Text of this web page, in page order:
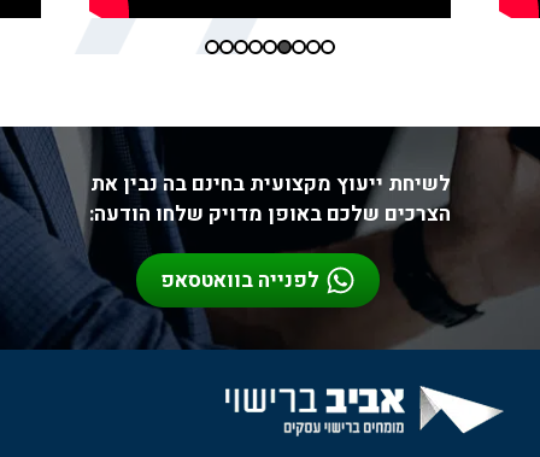
לשיחת ייעוץ מקצועית בחינם בה נבין את
הצרכים שלכם באופן מדויק שלחו הודעה:
לפנייה בוואטסאפ